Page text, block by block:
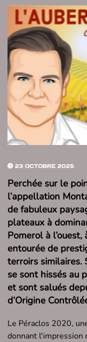
23 OCTOBRE 2025
Perchée sur le
l’appellation
de fabuleux
plateaux à
Pomerol à
entourée de
terroirs similaires.
se sont hissés au
et sont salués
d’Origine
Le Péraclos 2020,
donnant l'impression